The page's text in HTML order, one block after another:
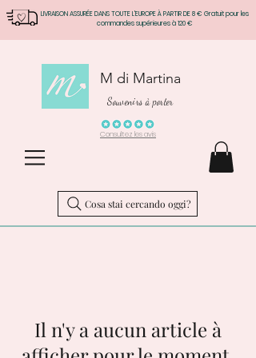
LIVRAISON ASSURÉE DANS TOUTE L'EUROPE À PARTIR DE 8 € Gratuit pour les
commandes supérieures à 120 €
M di Martina
Souvenirs à porter
Consultez les avis
Cosa stai cercando oggi?
Il n'y a aucun article à